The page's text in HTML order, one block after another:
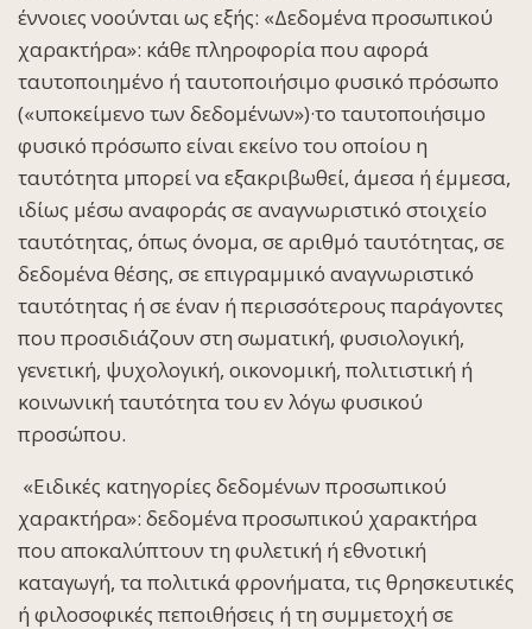
έννοιες νοούνται ως εξής: «Δεδομένα προσωπικού
χαρακτήρα»: κάθε πληροφορία που αφορά
ταυτοποιημένο ή ταυτοποιήσιμο φυσικό πρόσωπο
(«υποκείμενο των δεδομένων»)·το ταυτοποιήσιμο
φυσικό πρόσωπο είναι εκείνο του οποίου η
ταυτότητα μπορεί να εξακριβωθεί, άμεσα ή έμμεσα,
ιδίως μέσω αναφοράς σε αναγνωριστικό στοιχείο
ταυτότητας, όπως όνομα, σε αριθμό ταυτότητας, σε
δεδομένα θέσης, σε επιγραμμικό αναγνωριστικό
ταυτότητας ή σε έναν ή περισσότερους παράγοντες
που προσιδιάζουν στη σωματική, φυσιολογική,
γενετική, ψυχολογική, οικονομική, πολιτιστική ή
κοινωνική ταυτότητα του εν λόγω φυσικού
προσώπου.
«Ειδικές κατηγορίες δεδομένων προσωπικού
χαρακτήρα»: δεδομένα προσωπικού χαρακτήρα
που αποκαλύπτουν τη φυλετική ή εθνοτική
καταγωγή, τα πολιτικά φρονήματα, τις θρησκευτικές
ή φιλοσοφικές πεποιθήσεις ή τη συμμετοχή σε